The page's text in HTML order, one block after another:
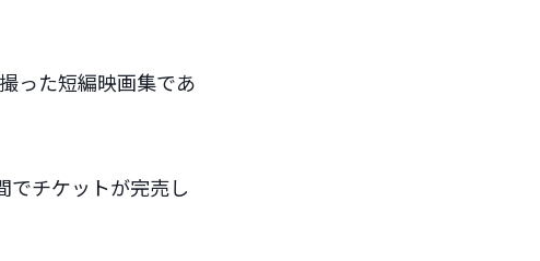
った短編映画集であ
でチケットが完売し